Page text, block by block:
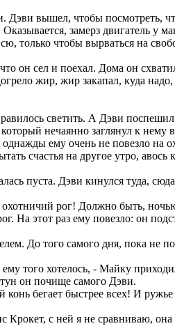
вышел, чтобы посмотреть,
замерз двигатель у
только чтобы вырваться на
он сел и поехал. Дома он
жир, жир закапал, куда надо,
светить. А Дэви поспешил
нечаянно заглянул к
ему очень не повезло на
счастья на другое утро, авось
пуста. Дэви кинулся туда,
рог! Должно быть,
На этот раз ему повезло: он
До того самого дня, пока не
того хотелось, - Майку
он почище самого Дэви.
бегает быстрее всех! И
с ней я не сравниваю,